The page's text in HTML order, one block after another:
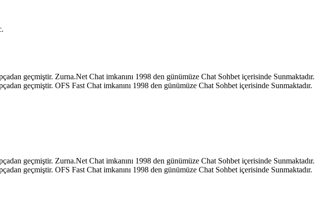
geçmiştir. Zurna.Net Chat imkanını 1998 den günümüze Chat Sohbet içerisinde Sunmaktadır.
geçmiştir. OFS Fast Chat imkanını 1998 den günümüze Chat Sohbet içerisinde Sunmaktadır.
geçmiştir. Zurna.Net Chat imkanını 1998 den günümüze Chat Sohbet içerisinde Sunmaktadır.
geçmiştir. OFS Fast Chat imkanını 1998 den günümüze Chat Sohbet içerisinde Sunmaktadır.